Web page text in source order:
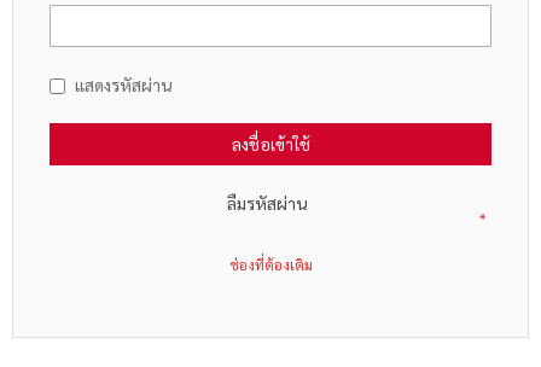
แสดงรหัสผ่าน
ลงชื่อเข้าใช้
ลืมรหัสผ่าน